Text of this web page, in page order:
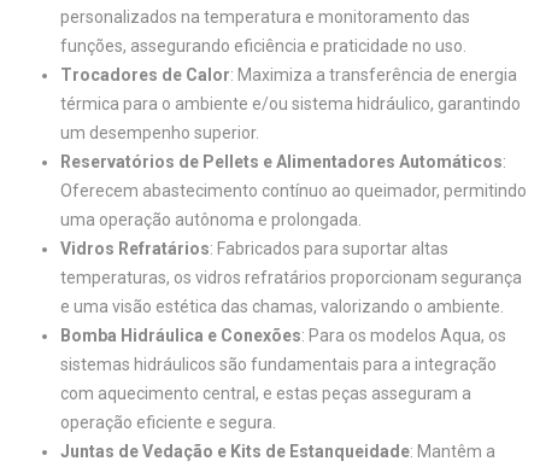
personalizados na temperatura e monitoramento das
funções, assegurando eficiência e praticidade no uso.
Trocadores de Calor: Maximiza a transferência de energia
térmica para o ambiente e/ou sistema hidráulico, garantindo
um desempenho superior.
Reservatórios de Pellets e Alimentadores Automáticos:
Oferecem abastecimento contínuo ao queimador, permitindo
uma operação autônoma e prolongada.
Vidros Refratários: Fabricados para suportar altas
temperaturas, os vidros refratários proporcionam segurança
e uma visão estética das chamas, valorizando o ambiente.
Bomba Hidráulica e Conexões: Para os modelos Aqua, os
sistemas hidráulicos são fundamentais para a integração
com aquecimento central, e estas peças asseguram a
operação eficiente e segura.
Juntas de Vedação e Kits de Estanqueidade: Mantêm a